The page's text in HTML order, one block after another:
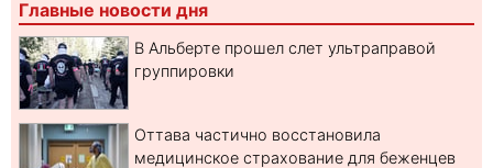
Главные новости дня
В Альберте прошел слет ультраправой
группировки
Оттава частично восстановила
медицинское страхование для беженцев